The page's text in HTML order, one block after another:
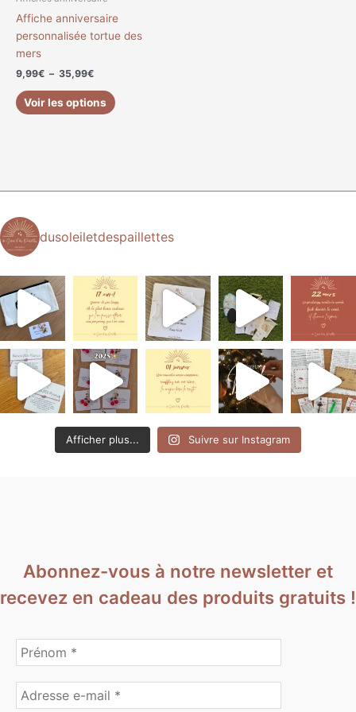
Affiche anniversaire
personnalisée tortue des
mers
9,99€ – 35,99€
Voir les options
dusoleiletdespaillettes
Afficher plus... Suivre sur Instagram
Abonnez-vous à notre newsletter et
recevez en cadeau des produits gratuits !